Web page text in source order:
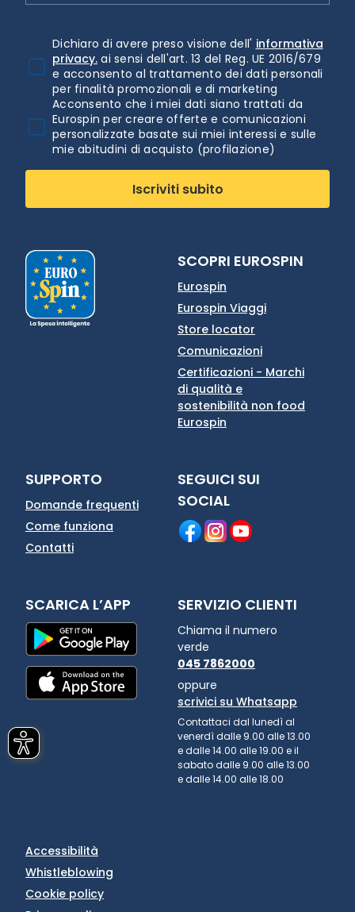
Dichiaro di avere preso visione dell' informativa
privacy. ai sensi dell'art. 13 del Reg. UE 2016/679
e acconsento al trattamento dei dati personali
per finalità promozionali e di marketing
Acconsento che i miei dati siano trattati da
Eurospin per creare offerte e comunicazioni
personalizzate basate sui miei interessi e sulle
mie abitudini di acquisto (profilazione)
Iscriviti subito
SCOPRI EUROSPIN
Eurospin
Eurospin Viaggi
Store locator
Comunicazioni
Certificazioni - Marchi
di qualità e
sostenibilità non food
Eurospin
SUPPORTO
Domande frequenti
Come funziona
Contatti
SEGUICI SUI
SOCIAL
SCARICA L’APP SERVIZIO CLIENTI
Chiama il numero
verde
045 7862000
oppure
scrivici su Whatsapp
Contattaci dal lunedì al
venerdì dalle 9.00 alle 13.00
e dalle 14.00 alle 19.00 e il
sabato dalle 9.00 alle 13.00
e dalle 14.00 alle 18.00
Accessibilità
Whistleblowing
Cookie policy